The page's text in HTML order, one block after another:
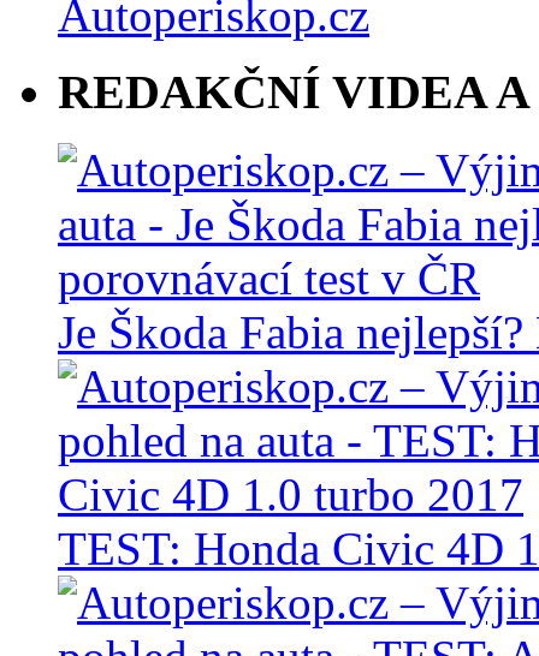
REDAKČNÍ VIDEA A
Je Škoda Fabia
TEST: Honda Civic 4D